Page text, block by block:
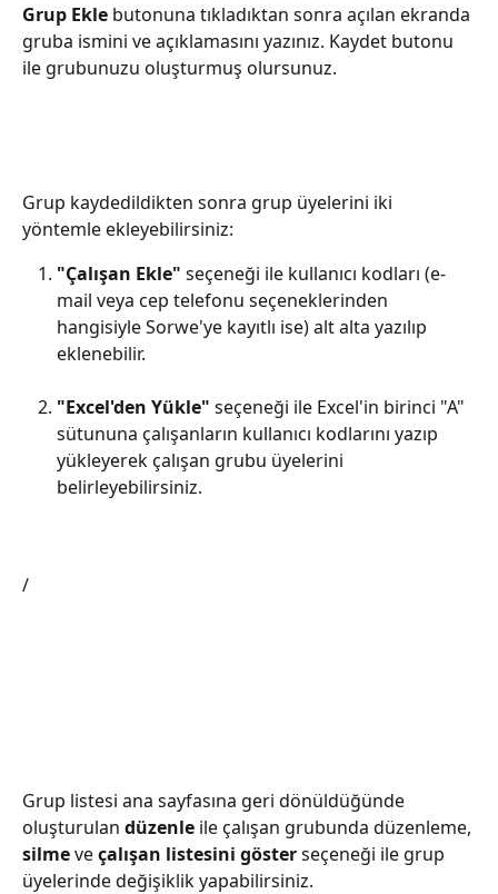
Grup Ekle butonuna tıkladıktan sonra açılan ekranda
gruba ismini ve açıklamasını yazınız. Kaydet butonu
ile grubunuzu oluşturmuş olursunuz.
Grup kaydedildikten sonra grup üyelerini iki
yöntemle ekleyebilirsiniz:
"Çalışan Ekle" seçeneği ile kullanıcı kodları (e-
mail veya cep telefonu seçeneklerinden
hangisiyle Sorwe'ye kayıtlı ise) alt alta yazılıp
eklenebilir.
"Excel'den Yükle" seçeneği ile Excel'in birinci "A"
sütununa çalışanların kullanıcı kodlarını yazıp
yükleyerek çalışan grubu üyelerini
belirleyebilirsiniz.
/
Grup listesi ana sayfasına geri dönüldüğünde
oluşturulan düzenle ile çalışan grubunda düzenleme,
silme ve çalışan listesini göster seçeneği ile grup
üyelerinde değişiklik yapabilirsiniz.